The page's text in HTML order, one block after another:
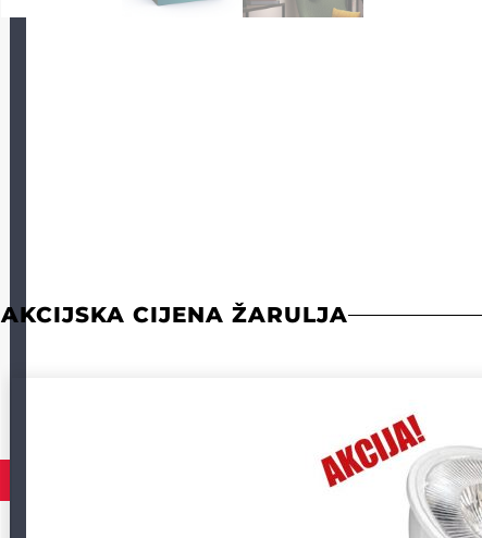
AKCIJSKA CIJENA ŽARULJA